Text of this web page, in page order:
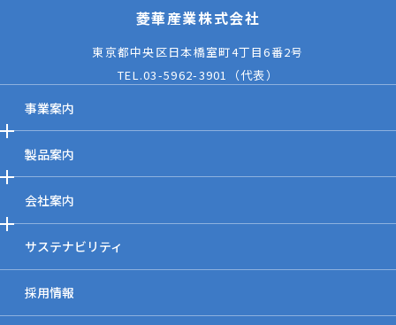
菱華産業株式会社
東京都中央区日本橋室町4丁目6番2号
TEL.03-5962-3901 （代表）
事業案内
製品案内
会社案内
サステナビリティ
採用情報